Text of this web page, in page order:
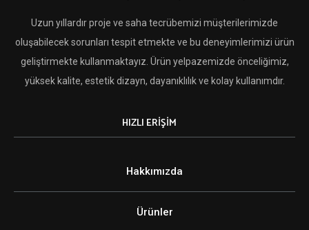
Uzun yıllardır proje ve saha tecrübemizi müşterilerimizde
oluşabilecek sorunları tespit etmekte ve bu deneyimlerimizi ürün
geliştirmekte kullanmaktayız. Ürün yelpazemizde önceliğimiz,
yüksek kalite, estetik dizayn, dayanıklılık ve kolay kullanımdır.
HIZLI ERİŞİM
Hakkımızda
Ürünler